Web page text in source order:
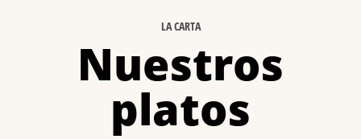
LA CARTA
Nuestros
platos